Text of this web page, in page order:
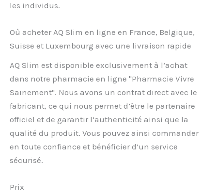
les individus.
Où acheter AQ Slim en ligne en France, Belgique,
Suisse et Luxembourg avec une livraison rapide
AQ Slim est disponible exclusivement à l’achat
dans notre pharmacie en ligne "Pharmacie Vivre
Sainement". Nous avons un contrat direct avec le
fabricant, ce qui nous permet d’être le partenaire
officiel et de garantir l’authenticité ainsi que la
qualité du produit. Vous pouvez ainsi commander
en toute confiance et bénéficier d’un service
sécurisé.
Prix